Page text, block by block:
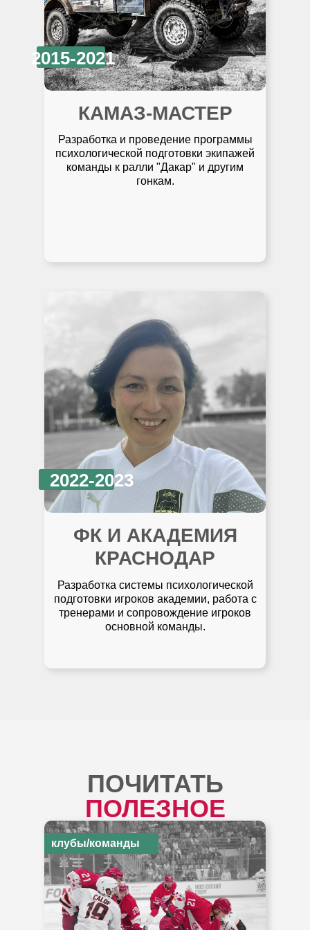
Разработка и проведение программы
психологической подготовки экипажей
команды к ралли "Дакар" и другим
гонкам.
ФК И АКАДЕМИЯ
КРАСНОДАР
Разработка системы психологической
подготовки игроков академии, работа с
тренерами и сопровождение игроков
основной команды.
КАМАЗ-МАСТЕР
2015-2021
2022-2023
ПОЧИТАТЬ
ПОЛЕЗНОЕ
клубы/команды